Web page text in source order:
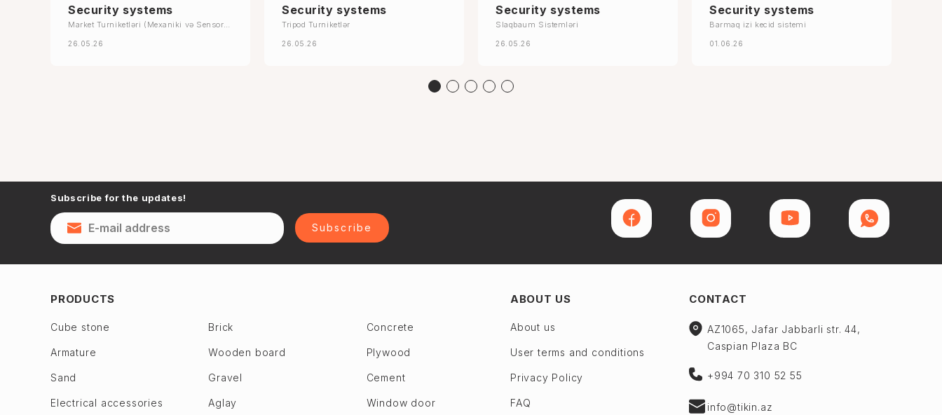
Security systems
Market Turniketləri (Mexaniki və Sensorlu
26.05.26
Security systems
Tripod Turniketlər
26.05.26
Security systems
Slaqbaum Sistemləri
26.05.26
Security systems
Barmaq izi kecid sistemi
01.06.26
Subscribe for the updates!
Subscribe
PRODUCTS
Cube stone Brick Concrete
Armature Wooden board Plywood
Sand Gravel Cement
Electrical accessories Aglay Window door
ABOUT US
About us
User terms and conditions
Privacy Policy
FAQ
CONTACT
AZ1065, Jafar Jabbarli str. 44,
Caspian Plaza BC
+994 70 310 52 55
info@tikin.az